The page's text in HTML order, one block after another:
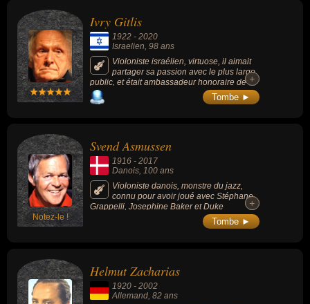
Ivry Gitlis
1922 - 2020
Israelien , 98 ans
Violoniste israélien, virtuose, il aimait
partager sa passion avec le plus large
public, et était ambassadeur honoraire de
l'Unesco (1990).
+
+
Tombe ►
Notez-le !
Svend Asmussen
1916 - 2017
Danois, 100 ans
Violoniste danois, monstre du jazz,
connu pour avoir joué avec Stéphane
Grappelli, Josephine Baker et Duke
+
+
Tombe ►
Helmut Zacharias
1920 - 2002
Allemand , 82 ans